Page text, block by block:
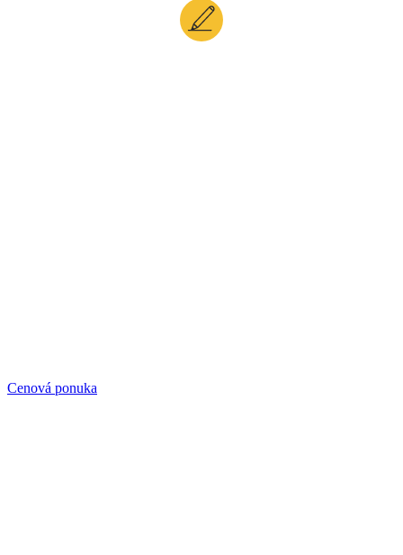
Cenová ponuka